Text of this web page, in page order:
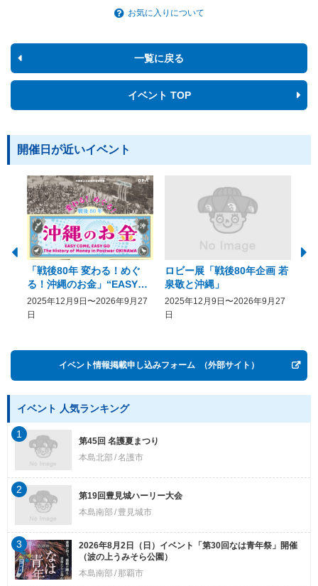
お気に入りについて
一覧に戻る
イベント TOP
開催日が近いイベント
「戦後80年 変わる！めぐ
る！沖縄のお金」“EASY
COME, EASY GO － The
History of Money in
2025年12月9日〜2026年9月27
日
ロビー展「戦後80年企画 若
泉敬と沖縄」
2025年12月9日〜2026年9月27
日
イベント情報掲載申し込みフォーム （外部サイト）
イベント 人気ランキング
第45回 名護夏まつり
本島北部 名護市
1
第19回豊見城ハーリー大会
本島南部
豊見城市
2
2026年8月2日（日）イベント「第30回なは青年祭」開催
（波の上うみそら公園）
本島南部
那覇市
3